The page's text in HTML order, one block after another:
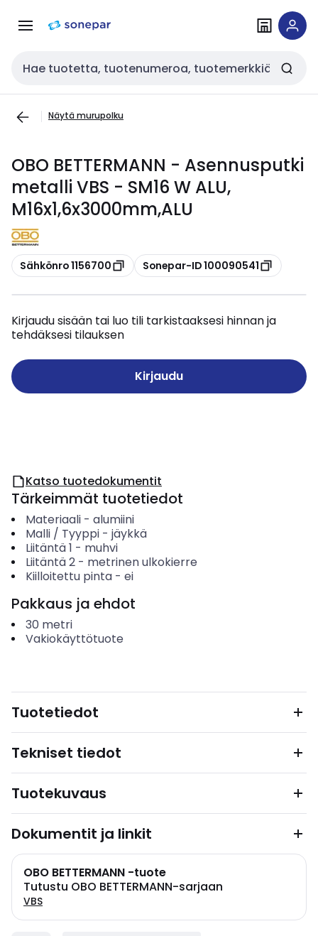
navigointiinsisältöön
Haku
Näytä murupolku
OBO BETTERMANN - Asennusputki
metalli VBS - SM16 W ALU,
M16x1,6x3000mm,ALU
Kopioi
Sähkönro 1156700 Kopioi
Sonepar-ID 100090541
Kirjaudu sisään tai luo tili tarkistaaksesi hinnan ja
tehdäksesi tilauksen
Kirjaudu
Katso tuotedokumentit
Tärkeimmät tuotetiedot
Materiaali- alumiini
Malli / Tyyppi- jäykkä
Liitäntä 1 - muhvi
Liitäntä 2- metrinen ulkokierre
Kiilloitettu pinta- ei
Pakkaus ja ehdot
30 metri
Vakiokäyttötuote
Tuotetiedot
Tekniset tiedot
Tuotekuvaus
Dokumentit ja linkit
OBO BETTERMANN -tuote
Tutustu OBO BETTERMANN-sarjaan
VBS